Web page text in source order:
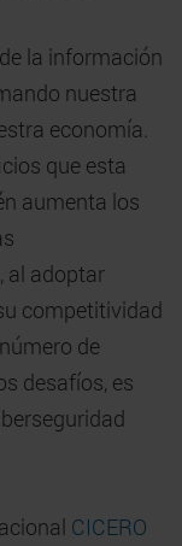
la información
nuestra
economía.
que esta
aumenta los
al adoptar
competitividad
de
desafíos, es
CICERO